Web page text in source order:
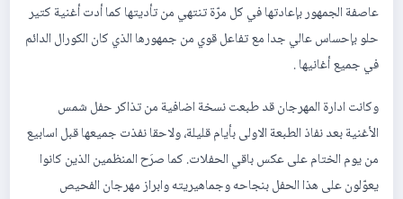
عاصفة الجمهور بإعادتها في كل مرّة تنتهي من تأديتها كما أدت أغنية كتير
حلو بإحساس عالي جدا مع تفاعل قوي من جمهورها الذي كان الكورال الدائم
في جميع أغانيها .
وكانت ادارة المهرجان قد طبعت نسخة اضافية من تذاكر حفل شمس
الأغنية بعد نفاذ الطبعة الاولى بأيام قليلة، ولاحقا نفذت جميعها قبل اسابيع
من يوم الختام على عكس باقي الحفلات. كما صرَح المنظمين الذين كانوا
يعوّلون على هذا الحفل بنجاحه وجماهيريته وابراز مهرجان الفحيص